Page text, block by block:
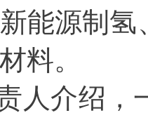
能源制
料。
人介绍，